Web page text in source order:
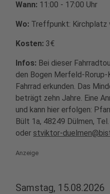
Wann: 11:00 - 17:00 Uhr
Wo: Treffpunkt: Kirchplatz
Kosten: 3€
Infos: Bei dieser
den Bogen Merfeld-
Fahrrad erkunden. Das
beträgt zehn Jahre. Eine
und kann hier erfolgen:
Bült 1a, 48249 Dülmen,
oder stviktor-
Anzeige
Samstag, 15.08.2026